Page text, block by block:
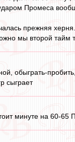
Промеса
прежняя
мы второй
обыграть-
сыграет
минуте на 60-65